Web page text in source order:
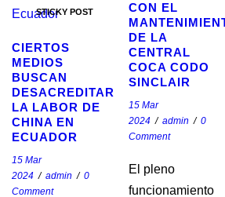
STICKY POST
CIERTOS
MEDIOS
BUSCAN
DESACREDITAR
LA LABOR DE
CHINA EN
ECUADOR
15 Mar
2024 / admin / 0
Comment
CON EL
DE LA
CENTRAL
COCA CODO
SINCLAIR
15 Mar
2024 / admin / 0
Comment
El pleno
funcionamiento